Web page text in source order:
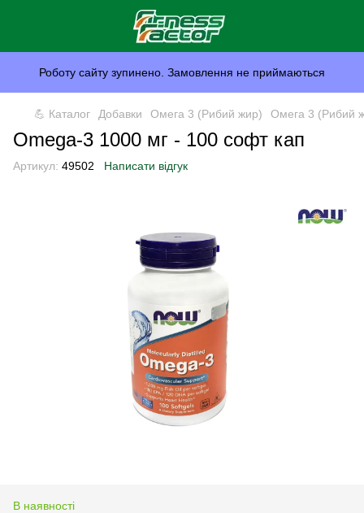
Роботу сайту зупинено. Замовлення не приймаються
💪 Каталог Добавки Омега 3 (Рибий жир) Омега 3 (Рибий
Omega-3 1000 мг - 100 софт кап
Артикул: 49502 Написати відгук
В наявності